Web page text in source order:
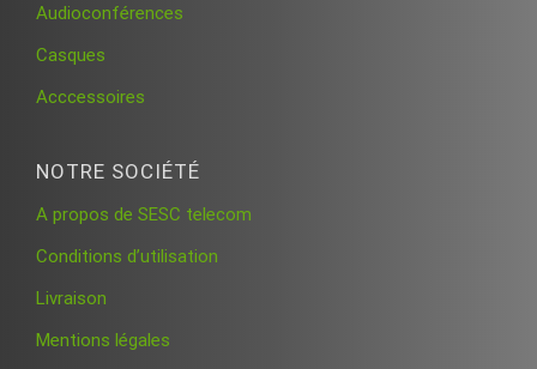
Audioconférences
Casques
Acccessoires
NOTRE SOCIÉTÉ
A propos de SESC telecom
Conditions d’utilisation
Livraison
Mentions légales